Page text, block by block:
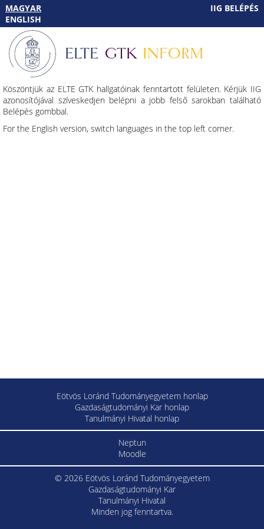
MAGYAR
ENGLISH
IIG BELÉPÉS
ELTE GTK INFORM
Köszöntjük az ELTE GTK hallgatóinak fenntartott felületen. Kérjük IIG
azonosítójával szíveskedjen belépni a jobb felső sarokban található
Belépés gombbal.
For the English version, switch languages in the top left corner.
Eötvös Loránd Tudományegyetem honlap
Gazdaságtudományi Kar honlap
Tanulmányi Hivatal honlap
Neptun
Moodle
© 2026 Eötvös Loránd Tudományegyetem
Gazdaságtudományi Kar
Tanulmányi Hivatal
Minden jog fenntartva.